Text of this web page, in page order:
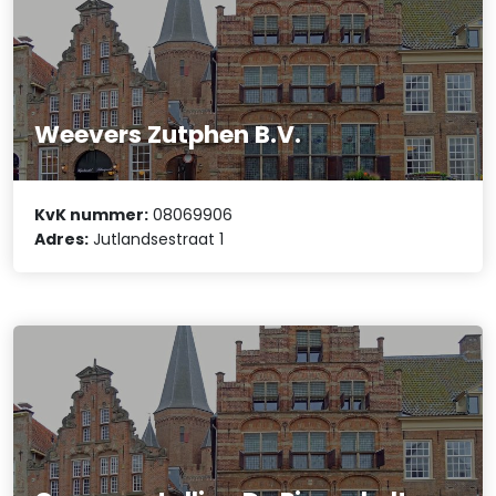
Weevers Zutphen B.V.
KvK nummer: 08069906
Adres: Jutlandsestraat 1